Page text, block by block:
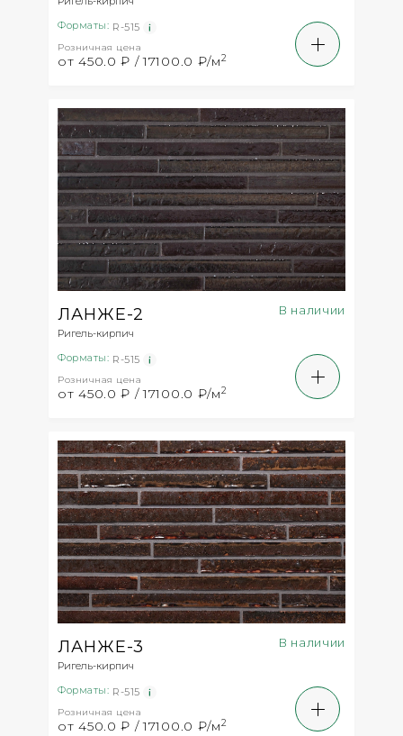
Форматы: R-515
Розничная цена
от 450.0 ₽ / 17100.0 ₽/м2
ЛАНЖЕ-2
Ригель-кирпич
В наличии
Форматы: R-515
Розничная цена
от 450.0 ₽ / 17100.0 ₽/м2
ЛАНЖЕ-3
Ригель-кирпич
В наличии
Форматы: R-515
Розничная цена
от 450.0 ₽ / 17100.0 ₽/м2